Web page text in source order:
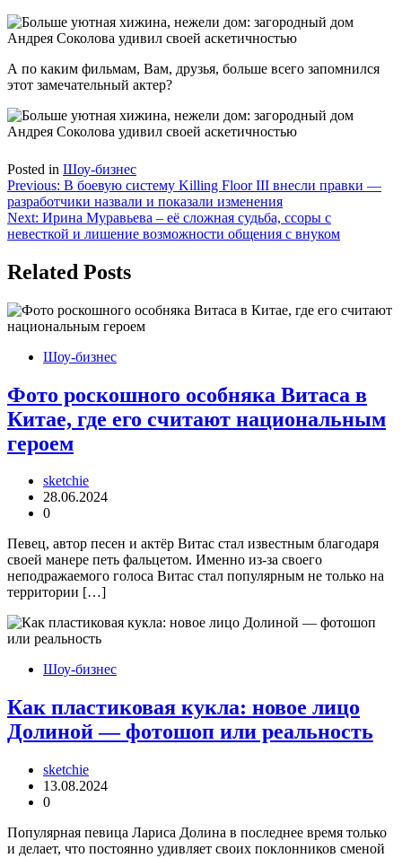
А по каким фильмам, Вам, друзья, больше всего запомнился
этот замечательный актер?
Posted in Шоу-бизнес
Навигация
по
записям
Previous: В боевую систему Killing Floor III внесли правки —
разработчики назвали и показали изменения
Next: Ирина Муравьева – её сложная судьба, ссоры с
невесткой и лишение возможности общения с внуком
Related Posts
Шоу-бизнес
Фото роскошного особняка Витаса в
Китае, где его считают национальным
героем
sketchie
28.06.2024
0
Певец, автор песен и актёр Витас стал известным благодаря
своей манере петь фальцетом. Именно из-за своего
неподражаемого голоса Витас стал популярным не только на
территории […]
Шоу-бизнес
Как пластиковая кукла: новое лицо
Долиной — фотошоп или реальность
sketchie
13.08.2024
0
Популярная певица Лариса Долина в последнее время только
и делает, что постоянно удивляет своих поклонников сменой